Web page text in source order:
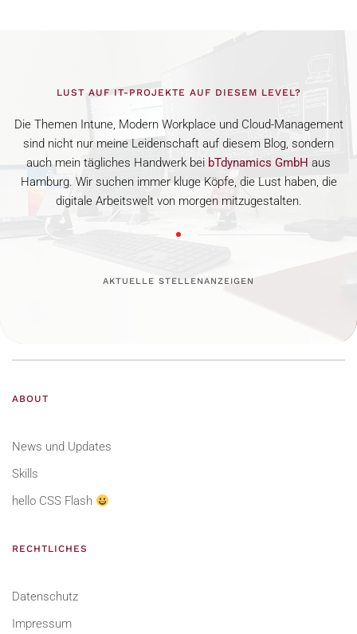
LUST AUF IT-PROJEKTE AUF DIESEM LEVEL?
Die Themen Intune, Modern Workplace und Cloud-Management
sind nicht nur meine Leidenschaft auf diesem Blog, sondern
auch mein tägliches Handwerk bei bTdynamics GmbH aus
Hamburg. Wir suchen immer kluge Köpfe, die Lust haben, die
digitale Arbeitswelt von morgen mitzugestalten.
AKTUELLE STELLENANZEIGEN
ABOUT
News und Updates
Skills
hello CSS Flash
RECHTLICHES
Datenschutz
Impressum